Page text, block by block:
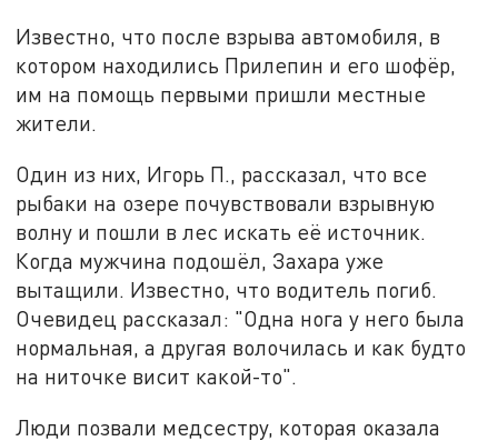
Известно, что после взрыва автомобиля, в
котором находились Прилепин и его шофёр,
им на помощь первыми пришли местные
жители.
Один из них, Игорь П., рассказал, что все
рыбаки на озере почувствовали взрывную
волну и пошли в лес искать её источник.
Когда мужчина подошёл, Захара уже
вытащили. Известно, что водитель погиб.
Очевидец рассказал: "Одна нога у него была
нормальная, а другая волочилась и как будто
на ниточке висит какой-то".
Люди позвали медсестру, которая оказала